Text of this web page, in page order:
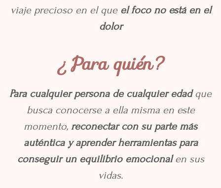
viaje precioso en el que el foco no está en el
dolor
¿Para quién?
Para cualquier persona de cualquier edad que
busca conocerse a ella misma en este
momento, reconectar con su parte más
auténtica y aprender herramientas para
conseguir un equilibrio emocionalen sus
vidas.